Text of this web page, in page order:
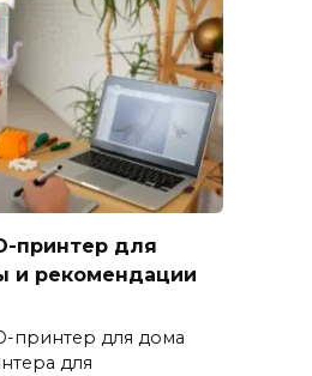
принтер для
и рекомендации
принтер для дома
для